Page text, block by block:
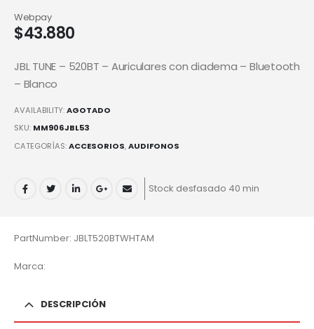
$43.880
Webpay
JBL TUNE – 520BT – Auriculares con diadema – Bluetooth
– Blanco
AVAILABILITY:AGOTADO
SKU: MM906JBL53
CATEGORÍAS:ACCESORIOS,AUDIFONOS
Stock desfasado 40 min
PartNumber: JBLT520BTWHTAM
Marca:
DESCRIPCIÓN